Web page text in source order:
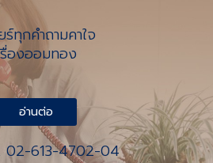
ร์ทุกคำถามคาใจ
รื่องออมทอง
อ่านต่อ
02-613-4702-04